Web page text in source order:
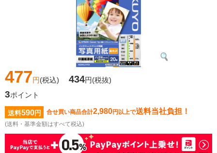
477円(税込) 434円(税抜)
3ポイント
送料590円 合せ買い商品合計2,980円以上で送料当社負担！
(送料・基準金額はすべて税込)